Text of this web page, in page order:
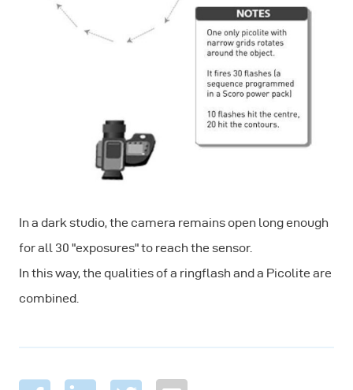
In a dark studio, the camera remains open long enough
for all 30 "exposures" to reach the sensor.
In this way, the qualities of a ringflash and a Picolite are
combined.